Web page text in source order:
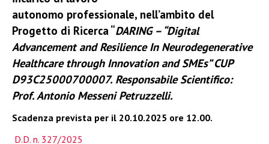
autonomo professionale, nell’ambito del
Progetto di Ricerca “DARING – “Digital
Advancement and Resilience In Neurodegenerative
Healthcare through Innovation andSMEs” CUP
D93C25000700007. Responsabile Scientifico:
Prof. Antonio Messeni Petruzzelli.
Scadenza prevista per il 20.10.2025 ore 12.00.
D.D. n. 327/2025